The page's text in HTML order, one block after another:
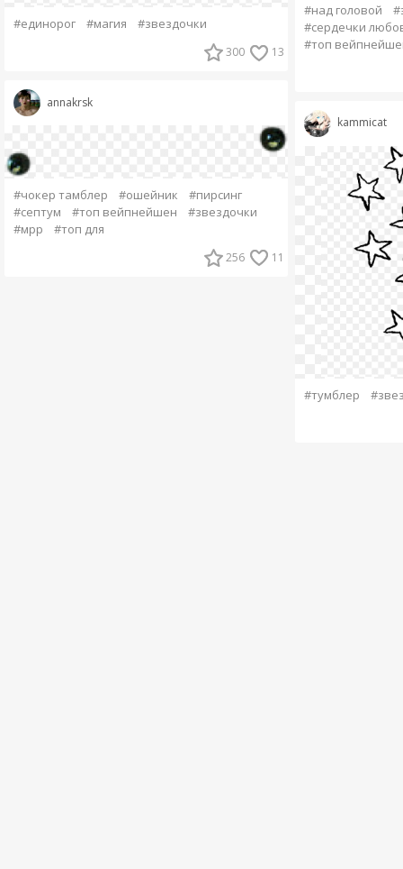
#единорог #магия #звездочки
300 13
annakrsk
#чокер тамблер #ошейник
#пирсинг
#септум
#топ вейпнейшен
#звездочки
#мрр
#топ для
256 11
#над головой
#сердечки
#топ
kammicat
#тумблер